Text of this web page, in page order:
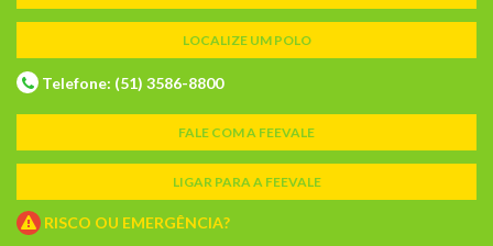
LOCALIZE UM POLO
Telefone: (51) 3586-8800
FALE COM A FEEVALE
LIGAR PARA A FEEVALE
RISCO OU EMERGÊNCIA?